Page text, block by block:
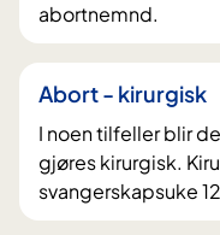
h
o
abortnemnd.
Abort - kirurgisk
I noen tilfeller blir
gjøres kirurgisk.
svangerskapsuke